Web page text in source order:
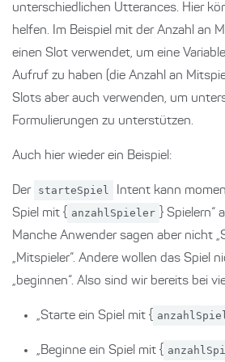
unterschiedlichen Utterances. Hier
helfen. Im Beispiel mit der Anzahl an
einen Slot verwendet, um eine
Aufruf zu haben (die Anzahl an
Slots aber auch verwenden, um
Formulierungen zu unterstützen.
Auch hier wieder ein Beispiel:
Der starteSpiel
Intent kann
Spiel mit { anzahlSpieler } Spielern“
Manche Anwender sagen aber nicht
„Mitspieler“. Andere wollen das Spiel
„beginnen“. Also sind wir bereits bei
„Starte ein Spiel mit {
„Beginne ein Spiel mit {